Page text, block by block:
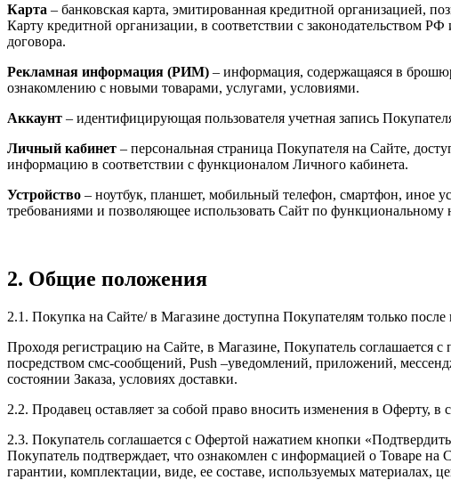
Карта – банковская карта, эмитированная кредитной
Карту кредитной организации, в соответствии с законодательством
договора.
Рекламная информация (РИМ) – информация, содержащаяся в
ознакомлению с новыми товарами, услугами, условиями.
Аккаунт – идентифицирующая пользователя учетная запись
Личный кабинет – персональная страница Покупателя на Сайте,
информацию в соответствии с функционалом Личного кабинета.
Устройство – ноутбук, планшет, мобильный телефон, смартфон, иное
требованиями и позволяющее использовать Сайт по функциональному
2. Общие положения
2.1. Покупка на Сайте/ в Магазине доступна Покупателям только
Проходя регистрацию на Сайте, в Магазине, Покупатель соглашается
посредством смс-сообщений, Push –уведомлений, приложений,
состоянии Заказа, условиях доставки.
2.2. Продавец оставляет за собой право вносить изменения в Оферту,
2.3. Покупатель соглашается с Офертой нажатием кнопки
Покупатель подтверждает, что ознакомлен с информацией о Товаре
гарантии, комплектации, виде, ее составе, используемых материалах,